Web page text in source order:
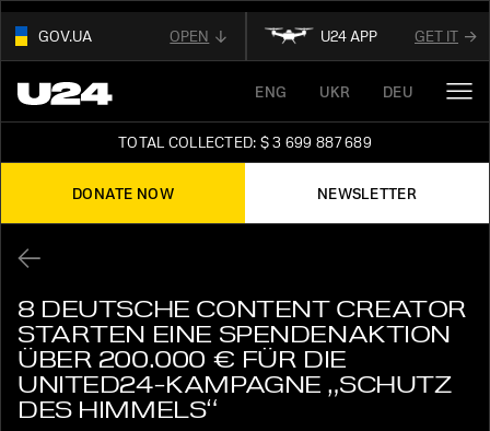
GOV.UA OPEN U24 APP GET IT
01
AND BELONGS TO AN OFFICIAL
GOVERNMENT ORGANIZATION IN UKRAINE
READ ABOUT UNITED24ON THE OFFICIAL
WEBSITE OF PRESIDENT OF UKRAINE
OUR AFFILIATEDDIGITAL NEWS PLATFORM
FOLLOW FOR THE LATEST UPDATES ABOUT
UKRAINE
ENG UKR DEU
TOTAL COLLECTED: $ 3 699 887 689
DONATE NOW NEWSLETTER
8 DEUTSCHE CONTENT CREATOR
STARTEN EINE SPENDENAKTION
ÜBER 200.000 € FÜR DIE
UNITED24-KAMPAGNE „SCHUTZ
DES HIMMELS“